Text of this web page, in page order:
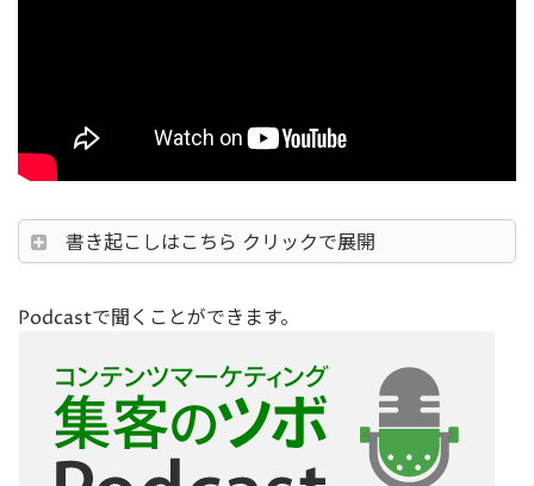
書き起こしはこちら クリックで展開
Podcastで聞くことができます。